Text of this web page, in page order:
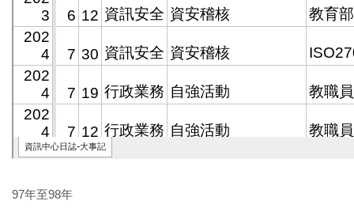
97年至98年